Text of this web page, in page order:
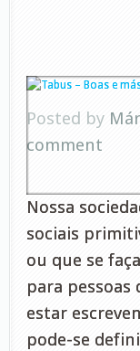
Posted by
comment
Nossa
sociais
ou que se
para pessoas
estar
pode-se